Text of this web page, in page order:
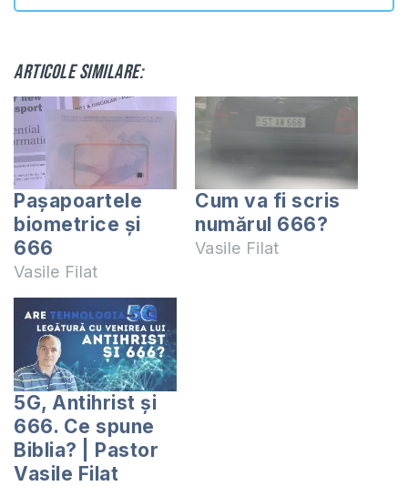
Articole similare:
Pașapoartele
biometrice şi
666
Vasile Filat
Cum va fi scris
numărul 666?
Vasile Filat
5G, Antihrist și
666. Ce spune
Biblia? | Pastor
Vasile Filat